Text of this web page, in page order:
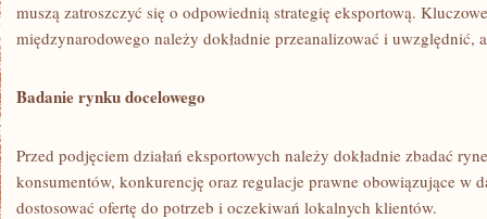
muszą zatroszczyć się ⁢o ⁤odpowiednią⁢ strategię eksportową.
międzynarodowego należy dokładnie ⁤przeanalizować i uwzględnić,
Badanie rynku docelowego
Przed podjęciem działań eksportowych należy dokładnie zbadać
konsumentów, konkurencję oraz‌ regulacje prawne obowiązujące​ w
dostosować ofertę do potrzeb ⁤i oczekiwań lokalnych klientów.